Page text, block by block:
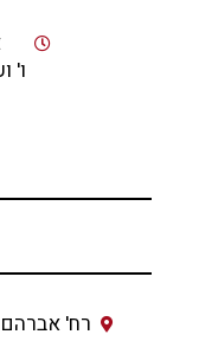
ו'
רח' אברהם